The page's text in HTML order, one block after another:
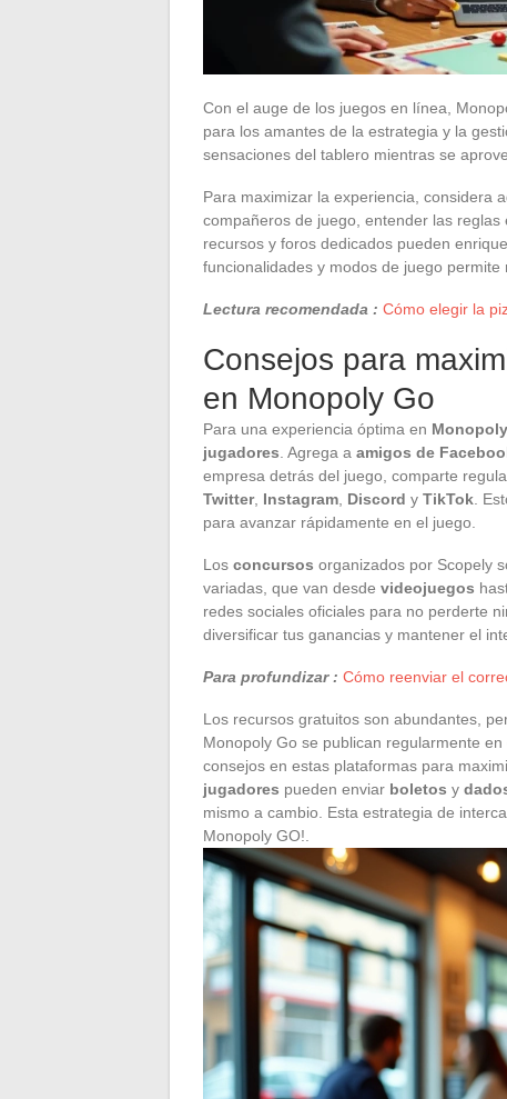
Con el auge de los juegos en línea,
para los amantes de la estrategia y la
sensaciones del tablero mientras se
Para maximizar la experiencia, considera
compañeros de juego, entender las
recursos y foros dedicados pueden
funcionalidades y modos de juego
Lectura recomendada : Cómo elegir la
Consejos para
en Monopoly Go
Para una experiencia óptima en
jugadores . Agrega a amigos de
empresa detrás del juego, comparte
Twitter, Instagram Discord y TikTok .
para avanzar rápidamente en el juego.
Los concursos organizados por Scopely
variadas, que van desde videojuegos
redes sociales oficiales para no perderte
diversificar tus ganancias y mantener el
Para profundizar : Cómo reenviar el
Los recursos gratuitos son abundantes,
Monopoly Go se publican regularmente
consejos en estas plataformas para
jugadores pueden enviar boletos y
mismo a cambio. Esta estrategia de
Monopoly GO!.